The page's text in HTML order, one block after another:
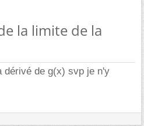
la limite de la
dérivé de g(x) svp je n'y